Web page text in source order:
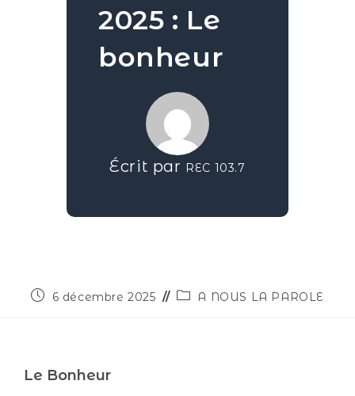
2025 : Le
bonheur
Écrit par REC 103.7
6 décembre 2025 A NOUS LA PAROLE
Le Bonheur